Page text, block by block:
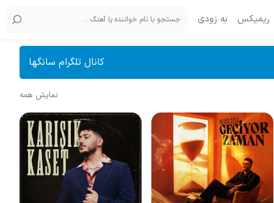
ریمیکس به زودی
کانال تلگرام سانگها
نمایش همه